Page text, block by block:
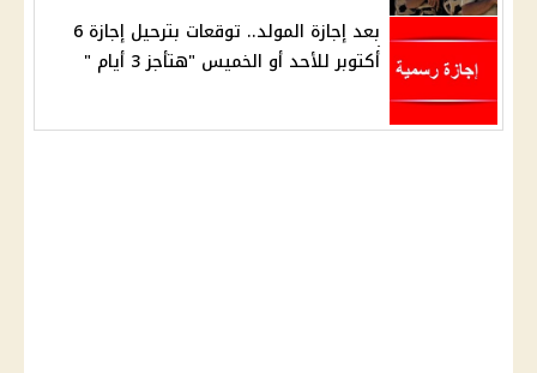
بعد إجازة المولد.. توقعات بترحيل إجازة 6
أكتوبر للأحد أو الخميس "هتأجز 3 أيام "